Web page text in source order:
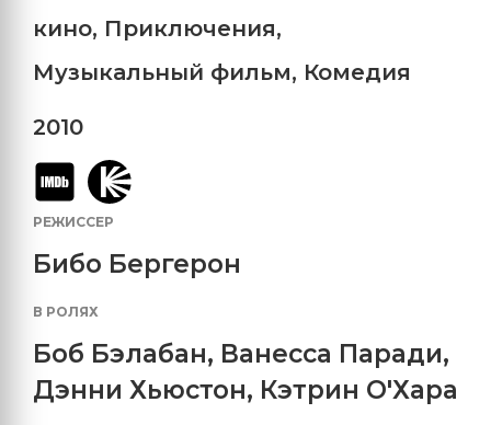
кино, Приключения,
Музыкальный фильм, Комедия
2010
РЕЖИССЕР
Бибо Бергерон
В РОЛЯХ
Боб Бэлабан, Ванесса Паради,
Дэнни Хьюстон, Кэтрин О'Хара